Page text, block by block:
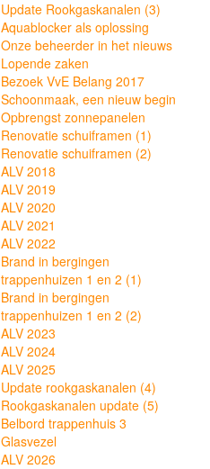
Update Rookgaskanalen (3)
Aquablocker als oplossing
Onze beheerder in het nieuws
Lopende zaken
Bezoek VvE Belang 2017
Schoonmaak, een nieuw begin
Opbrengst zonnepanelen
Renovatie schuiframen (1)
Renovatie schuiframen (2)
ALV 2018
ALV 2019
ALV 2020
ALV 2021
ALV 2022
Brand in bergingen
trappenhuizen 1 en 2 (1)
Brand in bergingen
trappenhuizen 1 en 2 (2)
ALV 2023
ALV 2024
ALV 2025
Update rookgaskanalen (4)
Rookgaskanalen update (5)
Belbord trappenhuis 3
Glasvezel
ALV 2026